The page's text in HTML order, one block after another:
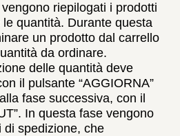
vengono riepilogati i prodotti
quantità. Durante questa
un prodotto dal carrello
da ordinare.
delle quantità deve
il pulsante “AGGIORNA”
fase successiva, con il
In questa fase vengono
di spedizione, che